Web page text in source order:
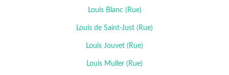
Louis Blanc (Rue)
Louis de Saint-Just (Rue)
Louis Jouvet (Rue)
Louis Muller (Rue)